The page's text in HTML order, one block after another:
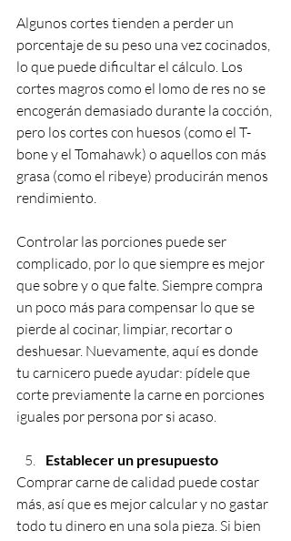
Algunos cortes tienden a perder un
porcentaje de su peso una vez cocinados,
lo que puede dificultar el cálculo. Los
cortes magros como el lomo de res no se
encogerán demasiado durante la cocción,
pero los cortes con huesos (como el T-
bone y el Tomahawk) o aquellos con más
grasa (como el ribeye) producirán menos
rendimiento.
Controlar las porciones puede ser
complicado, por lo que siempre es mejor
que sobre y o que falte. Siempre compra
un poco más para compensar lo que se
pierde al cocinar, limpiar, recortar o
deshuesar. Nuevamente, aquí es donde
tu carnicero puede ayudar: pídele que
corte previamente la carne en porciones
iguales por persona por si acaso.
Establecer un presupuesto
Comprar carne de calidad puede costar
más, así que es mejor calcular y no gastar
todo tu dinero en una sola pieza. Si bien